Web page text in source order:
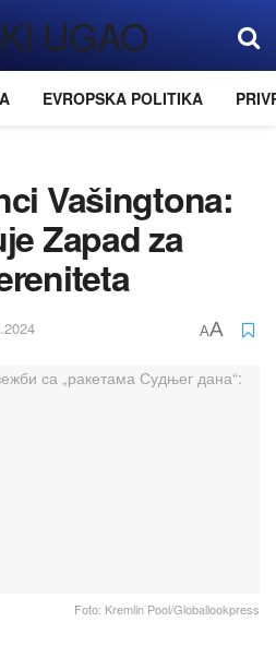
EVROPSKA POLITIKA
Vašingtona:
Zapad za
AA
Foto: Kremlin Pool/Globallookpress